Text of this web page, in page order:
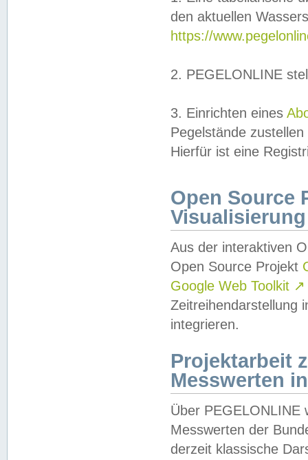
den aktuellen
https://
2. PEGELONLINE
3. Einrichten eines
Pegelstände
Hierfür ist eine
Open Source
Visualisierung
Aus der interaktiven
Open Source Projekt
Google Web Toolkit ↗
Zeitreihendarstellung
integrieren.
Projektarbeit
Messwerten
Über PEGELONLINE
Messwerten der
derzeit klassische